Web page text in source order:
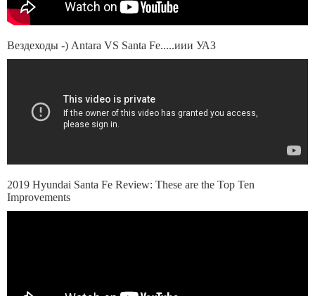
Вездеходы -) Antara VS Santa Fe.....иии УАЗ
2019 Hyundai Santa Fe Review: These are the Top Ten
Improvements